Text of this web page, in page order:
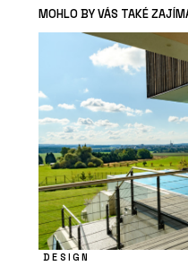
MOHLO BY VÁS TAKÉ
DESIGN